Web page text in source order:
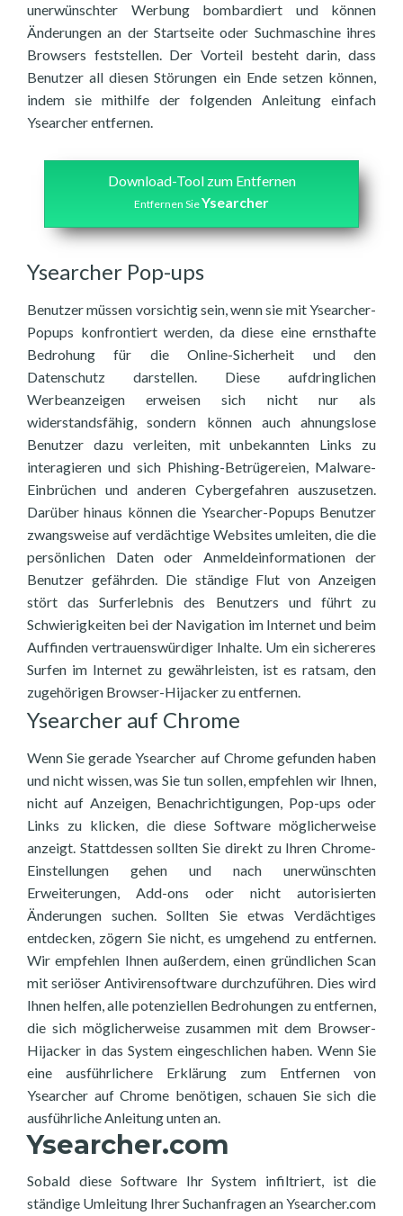
unerwünschter Werbung bombardiert und können
Änderungen an der Startseite oder Suchmaschine ihres
Browsers feststellen. Der Vorteil besteht darin, dass
Benutzer all diesen Störungen ein Ende setzen können,
indem sie mithilfe der folgenden Anleitung einfach
Ysearcher entfernen.
Download-Tool zum Entfernen
Entfernen SieYsearcher
Ysearcher Pop-ups
Benutzer müssen vorsichtig sein, wenn sie mit Ysearcher-
Popups konfrontiert werden, da diese eine ernsthafte
Bedrohung für die Online-Sicherheit und den
Datenschutz darstellen. Diese aufdringlichen
Werbeanzeigen erweisen sich nicht nur als
widerstandsfähig, sondern können auch ahnungslose
Benutzer dazu verleiten, mit unbekannten Links zu
interagieren und sich Phishing-Betrügereien, Malware-
Einbrüchen und anderen Cybergefahren auszusetzen.
Darüber hinaus können die Ysearcher-Popups Benutzer
zwangsweise auf verdächtige Websites umleiten, die die
persönlichen Daten oder Anmeldeinformationen der
Benutzer gefährden. Die ständige Flut von Anzeigen
stört das Surferlebnis des Benutzers und führt zu
Schwierigkeiten bei der Navigation im Internet und beim
Auffinden vertrauenswürdiger Inhalte. Um ein sichereres
Surfen im Internet zu gewährleisten, ist es ratsam, den
zugehörigen Browser-Hijacker zu entfernen.
Ysearcher auf Chrome
Wenn Sie gerade Ysearcher auf Chrome gefunden haben
und nicht wissen, was Sie tun sollen, empfehlen wir Ihnen,
nicht auf Anzeigen, Benachrichtigungen, Pop-ups oder
Links zu klicken, die diese Software möglicherweise
anzeigt. Stattdessen sollten Sie direkt zu Ihren Chrome-
Einstellungen gehen und nach unerwünschten
Erweiterungen, Add-ons oder nicht autorisierten
Änderungen suchen. Sollten Sie etwas Verdächtiges
entdecken, zögern Sie nicht, es umgehend zu entfernen.
Wir empfehlen Ihnen außerdem, einen gründlichen Scan
mit seriöser Antivirensoftware durchzuführen. Dies wird
Ihnen helfen, alle potenziellen Bedrohungen zu entfernen,
die sich möglicherweise zusammen mit dem Browser-
Hijacker in das System eingeschlichen haben. Wenn Sie
eine ausführlichere Erklärung zum Entfernen von
Ysearcher auf Chrome benötigen, schauen Sie sich die
ausführliche Anleitung unten an.
Ysearcher.com
Sobald diese Software Ihr System infiltriert, ist die
ständige Umleitung Ihrer Suchanfragen an Ysearcher.com